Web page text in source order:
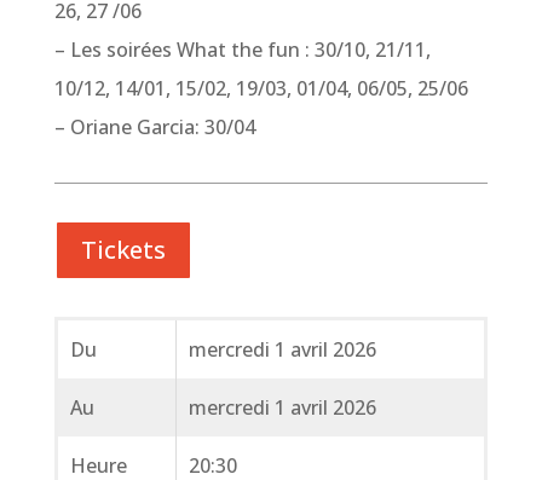
26, 27 /06
– Les soirées What the fun : 30/10, 21/11,
10/12, 14/01, 15/02, 19/03, 01/04, 06/05, 25/06
– Oriane Garcia: 30/04
Tickets
Du mercredi 1 avril 2026
Au mercredi 1 avril 2026
Heure 20:30